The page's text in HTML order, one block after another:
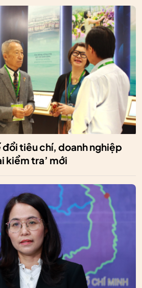
tiêu chí, doanh nghiệp
kiểm tra’ mới